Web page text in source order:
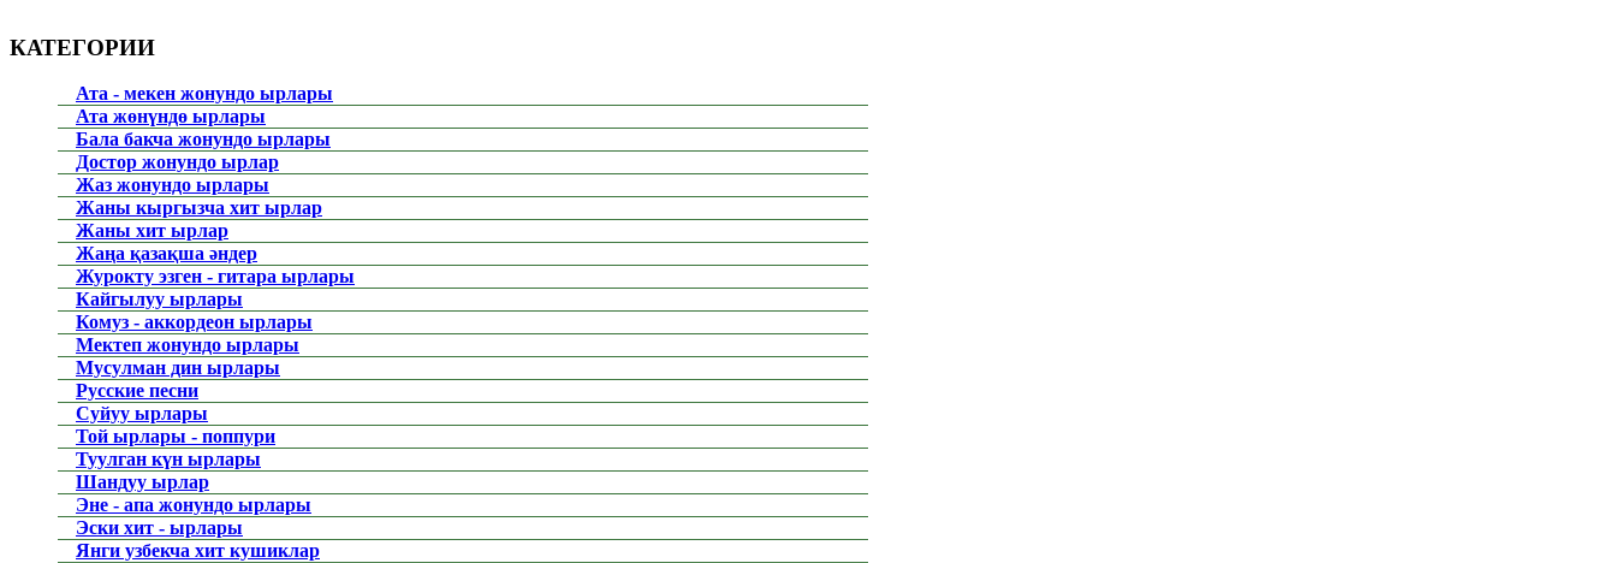
КАТЕГОРИИ
Ата - мекен жонундо ырлары
Ата жөнүндө ырлары
Бала бакча жонундо ырлары
Достор жонундо ырлар
Жаз жонундо ырлары
Жаны кыргызча хит ырлар
Жаны хит ырлар
Жаңа қазақша әндер
Журокту эзген - гитара ырлары
Кайгылуу ырлары
Комуз - аккордеон ырлары
Мектеп жонундо ырлары
Мусулман дин ырлары
Русские песни
Суйуу ырлары
Той ырлары - поппури
Туулган күн ырлары
Шандуу ырлар
Эне - апа жонундо ырлары
Эски хит - ырлары
Янги узбекча хит кушиклар